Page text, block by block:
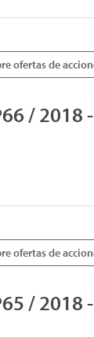
ofertas de
/ 2018
ofertas de
/ 2018